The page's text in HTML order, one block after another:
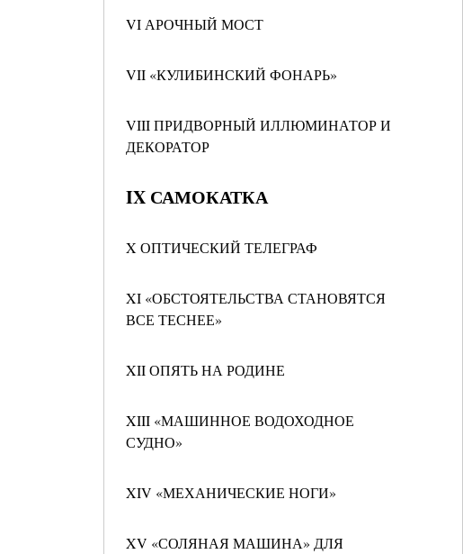
VI АРОЧНЫЙ МОСТ
VII «КУЛИБИНСКИЙ ФОНАРЬ»
VIII ПРИДВОРНЫЙ ИЛЛЮМИНАТОР И
ДЕКОРАТОР
IX САМОКАТКА
X ОПТИЧЕСКИЙ ТЕЛЕГРАФ
XI «ОБСТОЯТЕЛЬСТВА СТАНОВЯТСЯ
ВСЕ ТЕСНЕЕ»
XII ОПЯТЬ НА РОДИНЕ
XIII «МАШИННОЕ ВОДОХОДНОЕ
СУДНО»
XIV «МЕХАНИЧЕСКИЕ НОГИ»
XV «СОЛЯНАЯ МАШИНА» ДЛЯ